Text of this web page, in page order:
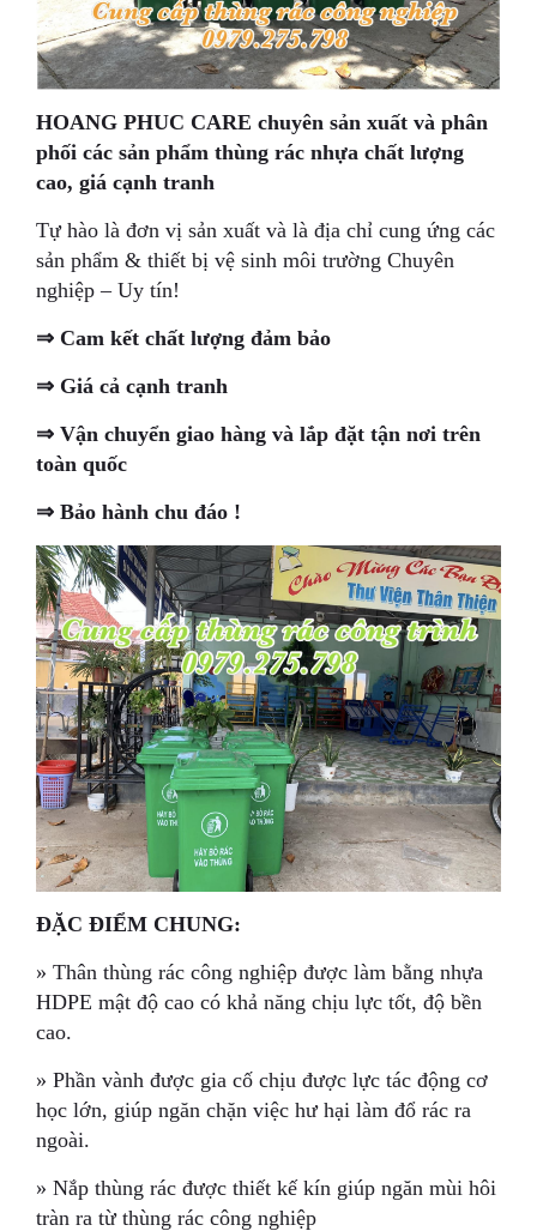
HOANG PHUC CARE chuyên sản xuất và phân
phối các sản phẩm thùng rác nhựa chất lượng
cao, giá cạnh tranh
Tự hào là đơn vị sản xuất và là địa chỉ cung ứng các
sản phẩm & thiết bị vệ sinh môi trường Chuyên
nghiệp – Uy tín!
⇒ Cam kết chất lượng đảm bảo
⇒ Giá cả cạnh tranh
⇒ Vận chuyển giao hàng và lắp đặt tận nơi trên
toàn quốc
⇒ Bảo hành chu đáo !
ĐẶC ĐIỂM CHUNG:
» Thân thùng rác công nghiệp được làm bằng nhựa
HDPE mật độ cao có khả năng chịu lực tốt, độ bền
cao.
» Phần vành được gia cố chịu được lực tác động cơ
học lớn, giúp ngăn chặn việc hư hại làm đổ rác ra
ngoài.
» Nắp thùng rác được thiết kế kín giúp ngăn mùi hôi
tràn ra từ thùng rác công nghiệp